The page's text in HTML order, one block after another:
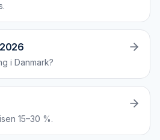
i Danmark?
15–30 %.